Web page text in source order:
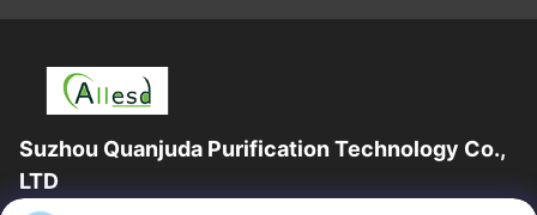
Suzhou Quanjuda Purification Technology Co.,
LTD